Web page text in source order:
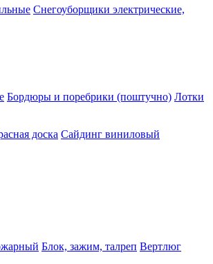
Снегоуборщики электрические,
Бордюры и поребрики (поштучно) Лотки
доска Сайдинг виниловый
Блок, зажим, талреп Вертлюг